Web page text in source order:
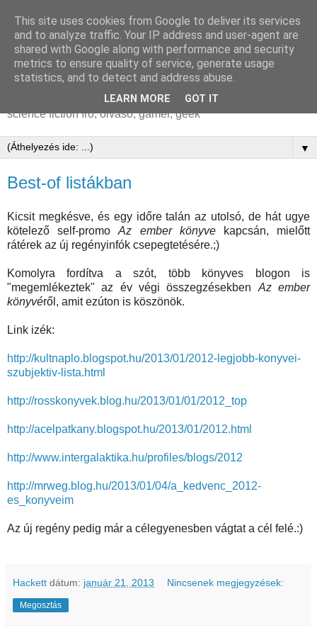
Markovics Botond |
Brandon Hackett
MARKOVICS Botond aka Brandon Hackett írói honlapja |
science fiction író, olvasó, gamer, geek
▼
Best-of listákban
Kicsit megkésve, és egy időre talán az utolsó, de hát ugye
kötelező self-promoAz ember könyvekapcsán, mielőtt
rátérek az új regényinfók csepegtetésére.;)
Komolyra fordítva a szót, több könyves blogon is
"megemlékeztek" az év végi összegzésekben Az ember
könyvéről, amit ezúton is köszönök.
Link izék:
http://kultnaplo.blogspot.hu/2013/01/2012-legjobb-konyvei-
szubjektiv-lista.html
http://rosskonyvek.blog.hu/2013/01/01/2012_top
http://acelpatkany.blogspot.hu/2013/01/2012.html
http://www.intergalaktika.hu/profiles/blogs/2012
http://mrweg.blog.hu/2013/01/04/a_kedvenc_2012-
es_konyveim
Az új regény pedig már a célegyenesben vágtat a cél felé.:)
Hackett dátum: január 21, 2013 Nincsenek megjegyzések:
Megosztás
This site uses cookies from Google to deliver its services
and to analyze traffic. Your IP address and user-agent are
shared with Google along with performance and security
metrics to ensure quality of service, generate usage
statistics, and to detect and address abuse.
LEARN MORE GOT IT